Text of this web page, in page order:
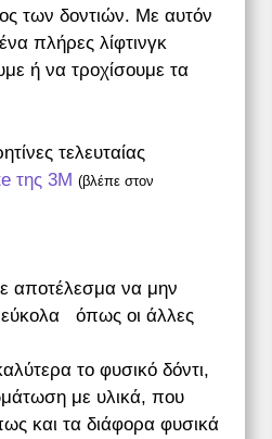
των δοντιών. Με αυτόν
πλήρες λίφτινγκ
ή να τροχίσουμε τα
τελευταίας
της 3Μ (βλέπε στον
αποτέλεσμα να μην
όπως οι άλλες
το φυσικό δόντι,
με υλικά, που
και τα διάφορα φυσικά